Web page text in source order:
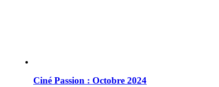
Ciné Passion : Octobre 2024